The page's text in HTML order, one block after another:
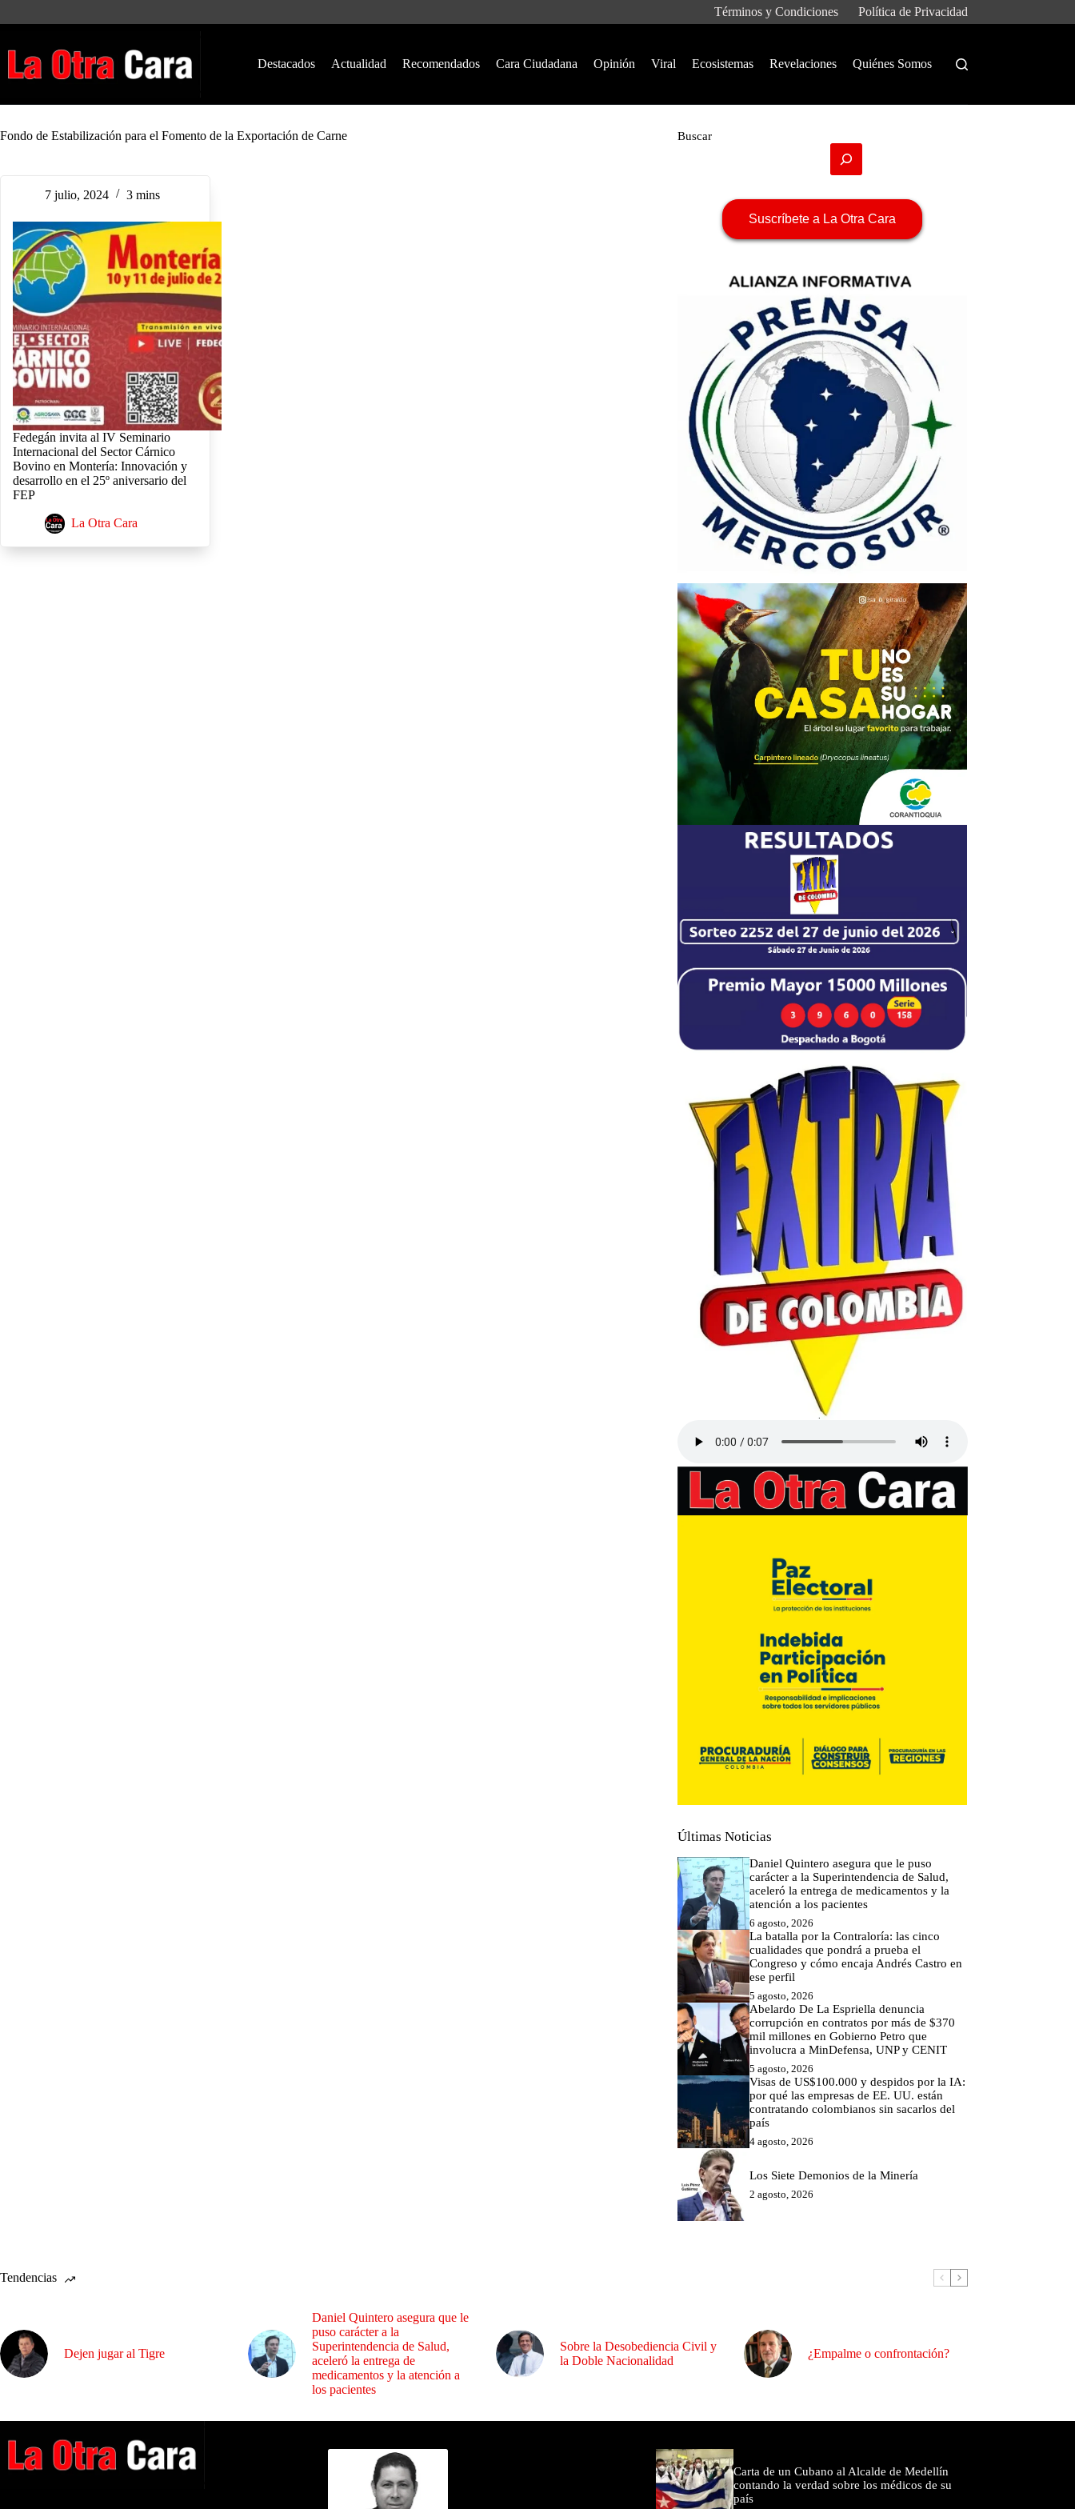
Términos y Condiciones Política de Privacidad
Destacados Actualidad Recomendados Cara Ciudadana Opinión Viral Ecosistemas Revelaciones Quiénes Somos
Fondo de Estabilización para el Fomento de la Exportación de Carne
7 julio, 2024 3 mins
Fedegán invita al IV Seminario
Internacional del Sector Cárnico
Bovino en Montería: Innovación y
desarrollo en el 25º aniversario del
FEP
La Otra Cara
Buscar
Suscríbete a La Otra Cara
Últimas Noticias
Daniel Quintero asegura que le puso
carácter a la Superintendencia de Salud,
aceleró la entrega de medicamentos y la
atención a los pacientes
6 agosto, 2026
La batalla por la Contraloría: las cinco
cualidades que pondrá a prueba el
Congreso y cómo encaja Andrés Castro en
ese perfil
5 agosto, 2026
Abelardo De La Espriella denuncia
corrupción en contratos por más de $370
mil millones en Gobierno Petro que
involucra a MinDefensa, UNP y CENIT
5 agosto, 2026
Visas de US$100.000 y despidos por la IA:
por qué las empresas de EE. UU. están
contratando colombianos sin sacarlos del
país
4 agosto, 2026
Los Siete Demonios de la Minería
2 agosto, 2026
Tendencias
Dejen jugar al Tigre
Daniel Quintero asegura que le
puso carácter a la
Superintendencia de Salud,
aceleró la entrega de
medicamentos y la atención a
los pacientes
Sobre la Desobediencia Civil y
la Doble Nacionalidad
¿Empalme o confrontación?
Carta de un Cubano al Alcalde de Medellín
contando la verdad sobre los médicos de su
país